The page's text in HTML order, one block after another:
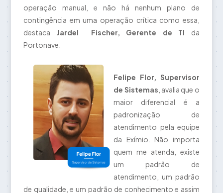
operação manual, e não há nenhum plano de
contingência em uma operação crítica como essa,
destaca Jardel Fischer, Gerente de TI da
Portonave.
Felipe Flor, Supervisor
de Sistemas , avalia que o
maior diferencial é a
padronização de
atendimento pela equipe
da Exímio. Não importa
quem me atenda, existe
um padrão de
atendimento, um padrão
de qualidade, e um padrão de conhecimento e assim